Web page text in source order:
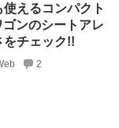
えるコンパクト
ンのシートアレ
をチェック!!
2